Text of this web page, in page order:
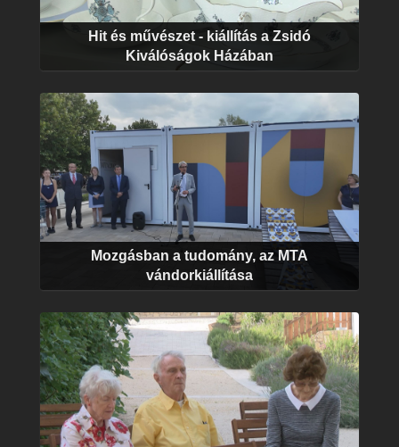
Hit és művészet - kiállítás a Zsidó
Kiválóságok Házában
Mozgásban a tudomány, az MTA
vándorkiállítása